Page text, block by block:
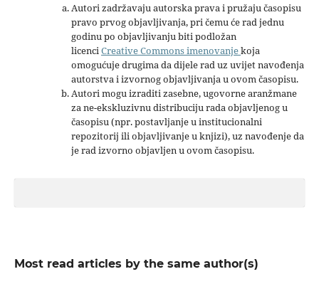
Autori zadržavaju autorska prava i pružaju časopisu
pravo prvog objavljivanja, pri čemu će rad jednu
godinu po objavljivanju biti podložan
licenciCreative Commons imenovanjekoja
omogućuje drugima da dijele rad uz uvijet navođenja
autorstva i izvornog objavljivanja u ovom časopisu.
Autori mogu izraditi zasebne, ugovorne aranžmane
za ne-ekskluzivnu distribuciju rada objavljenog u
časopisu (npr. postavljanje u institucionalni
repozitorij ili objavljivanje u knjizi), uz navođenje da
je rad izvorno objavljen u ovom časopisu.
Most read articles by the same author(s)